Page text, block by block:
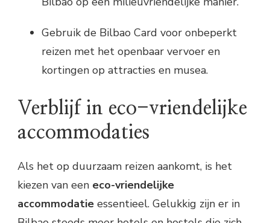
Gebruik de Bilbao Card voor onbeperkt
reizen met het openbaar vervoer en
kortingen op attracties en musea.
Verblijf in eco-vriendelijke
accommodaties
Als het op duurzaam reizen aankomt, is het
kiezen van een eco-vriendelijke
accommodatie essentieel. Gelukkig zijn er in